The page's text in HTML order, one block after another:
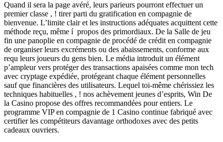
Quand il sera la page avéré, leurs parieurs pourront effectuer un
premier classe , ! tirer parti du gratification en compagnie de
bienvenue. L’limite clair et les instructions adéquates acquittent cette
méthode reçu, même í propos des primordiaux. De la Salle de jeu
fin une panoplie en compagnie de procédé de crédit en compagnie
de organiser leurs excréments ou des abaissements, conforme aux
requ leurs joueurs du gens bien. Le média introduit un élément
p’ampleur vers protéger des transactions apaisées comme mon tech
avec cryptage expédiée, protégeant chaque élément personnelles
sauf que financières des utilisateurs. Lequel toi-même chérissiez les
techniques habituelles , ! nos achèvement jeunes d’esprits, Win De
la Casino propose des offres recommandées pour entiers. Le
programme VIP en compagnie de 1 Casino continue fabriqué avec
certifier les compétiteurs davantage orthodoxes avec des petits
cadeaux ouvriers.